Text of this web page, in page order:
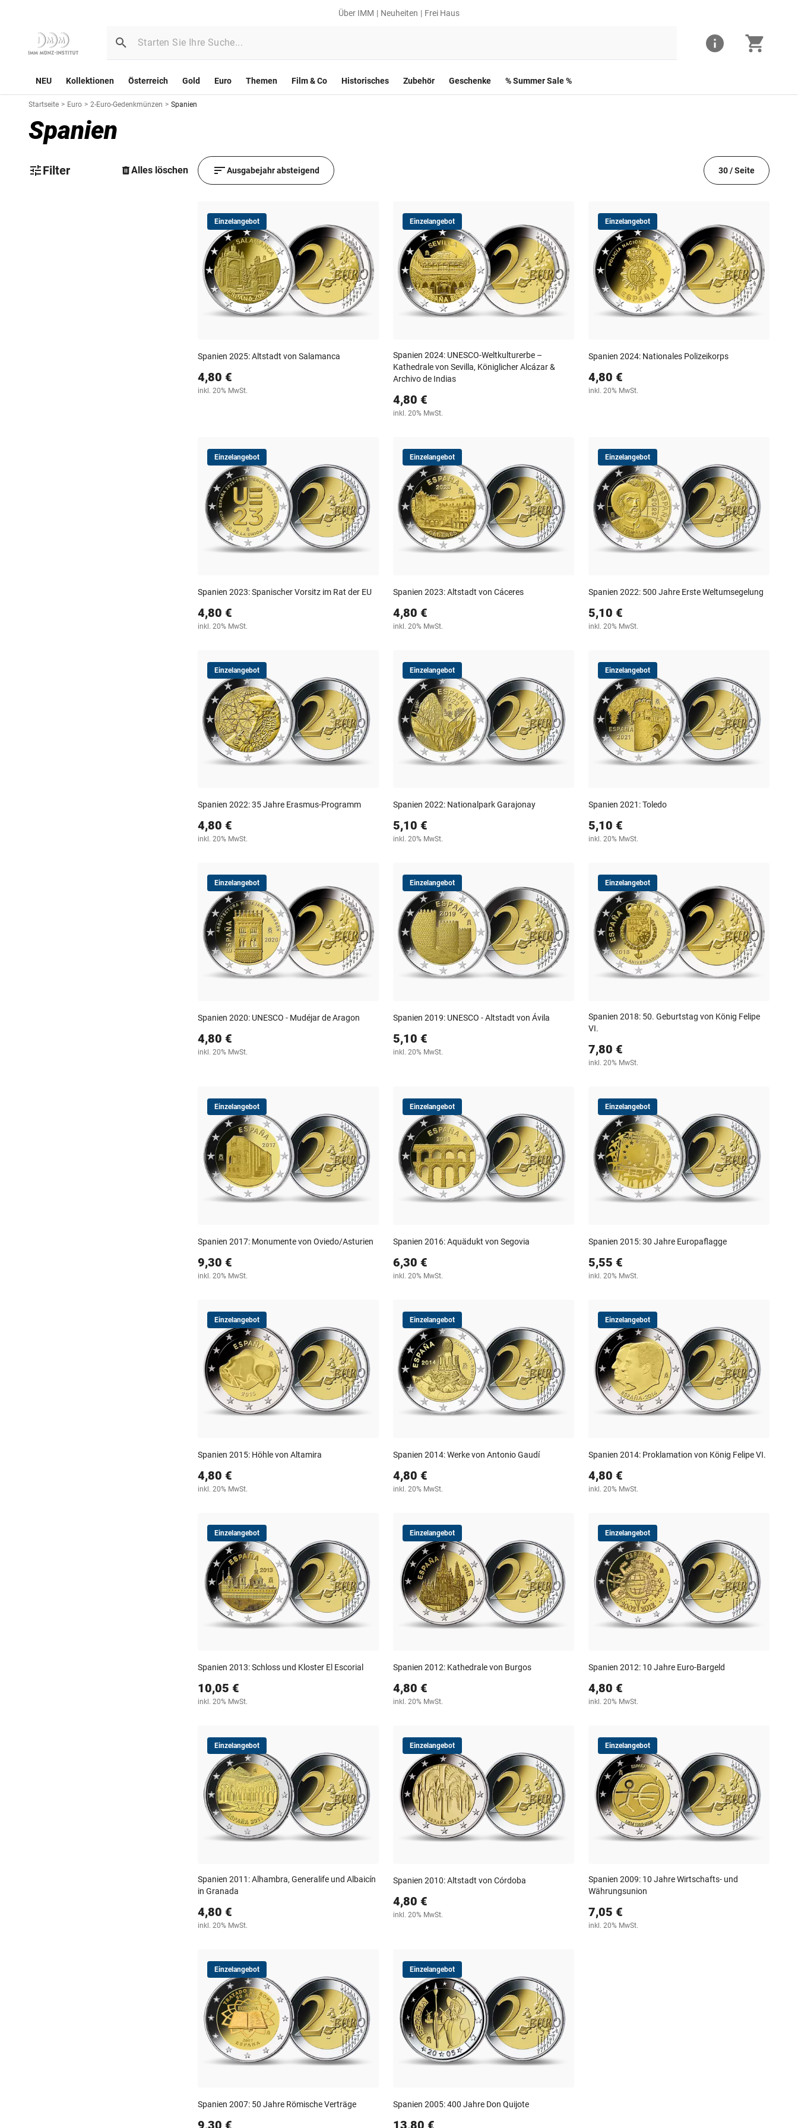
Über IMM Neuheiten Frei Haus
NEU Kollektionen Österreich Gold Euro Themen Film & Co Historisches Zubehör Geschenke % Summer Sale %
Startseite > Euro > 2-Euro-Gedenkmünzen > Spanien
Spanien
Filter Alles löschen Ausgabejahr absteigend 30 / Seite
Einzelangebot
Spanien 2025: Altstadt von Salamanca
4,80 €
inkl. 20% MwSt.
Einzelangebot
Spanien 2024: UNESCO-Weltkulturerbe –
Kathedrale von Sevilla, Königlicher Alcázar &
Archivo de Indias
4,80 €
inkl. 20% MwSt.
Einzelangebot
Spanien 2024: Nationales Polizeikorps
4,80 €
inkl. 20% MwSt.
Einzelangebot
Spanien 2023: Spanischer Vorsitz im Rat der EU
4,80 €
inkl. 20% MwSt.
Einzelangebot
Spanien 2023: Altstadt von Cáceres
4,80 €
inkl. 20% MwSt.
Einzelangebot
Spanien 2022: 500 Jahre Erste Weltumsegelung
5,10 €
inkl. 20% MwSt.
Einzelangebot
Spanien 2022: 35 Jahre Erasmus-Programm
4,80 €
inkl. 20% MwSt.
Einzelangebot
Spanien 2022: Nationalpark Garajonay
5,10 €
inkl. 20% MwSt.
Einzelangebot
Spanien 2021: Toledo
5,10 €
inkl. 20% MwSt.
Einzelangebot
Spanien 2020: UNESCO - Mudéjar de Aragon
4,80 €
inkl. 20% MwSt.
Einzelangebot
Spanien 2019: UNESCO - Altstadt von Ávila
5,10 €
inkl. 20% MwSt.
Einzelangebot
Spanien 2018: 50. Geburtstag von König Felipe
VI.
7,80 €
inkl. 20% MwSt.
Einzelangebot
Spanien 2017: Monumente von Oviedo/Asturien
9,30 €
inkl. 20% MwSt.
Einzelangebot
Spanien 2016: Aquädukt von Segovia
6,30 €
inkl. 20% MwSt.
Einzelangebot
Spanien 2015: 30 Jahre Europaflagge
5,55 €
inkl. 20% MwSt.
Einzelangebot
Spanien 2015: Höhle von Altamira
4,80 €
inkl. 20% MwSt.
Einzelangebot
Spanien 2014: Werke von Antonio Gaudí
4,80 €
inkl. 20% MwSt.
Einzelangebot
Spanien 2014: Proklamation von König Felipe VI.
4,80 €
inkl. 20% MwSt.
Einzelangebot
Spanien 2013: Schloss und Kloster El Escorial
10,05 €
inkl. 20% MwSt.
Einzelangebot
Spanien 2012: Kathedrale von Burgos
4,80 €
inkl. 20% MwSt.
Einzelangebot
Spanien 2012: 10 Jahre Euro-Bargeld
4,80 €
inkl. 20% MwSt.
Einzelangebot
Spanien 2011: Alhambra, Generalife und Albaicín
in Granada
4,80 €
inkl. 20% MwSt.
Einzelangebot
Spanien 2010: Altstadt von Córdoba
4,80 €
inkl. 20% MwSt.
Einzelangebot
Spanien 2009: 10 Jahre Wirtschafts- und
Währungsunion
7,05 €
inkl. 20% MwSt.
Einzelangebot
Spanien 2007: 50 Jahre Römische Verträge
9,30 €
Einzelangebot
Spanien 2005: 400 Jahre Don Quijote
13,80 €